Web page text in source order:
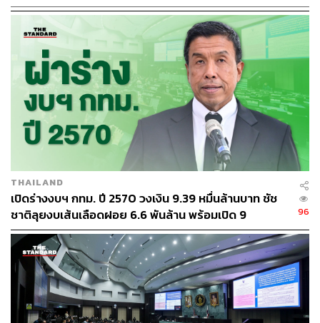
THAILAND
เปิดร่างงบฯ กทม. ปี 2570 วงเงิน 9.39 หมื่นล้านบาท ชัช
ชาติลุยงบเส้นเลือดฝอย 6.6 พันล้าน พร้อมเปิด 9
ยุทธศาสตร์พัฒนาเมือง
96